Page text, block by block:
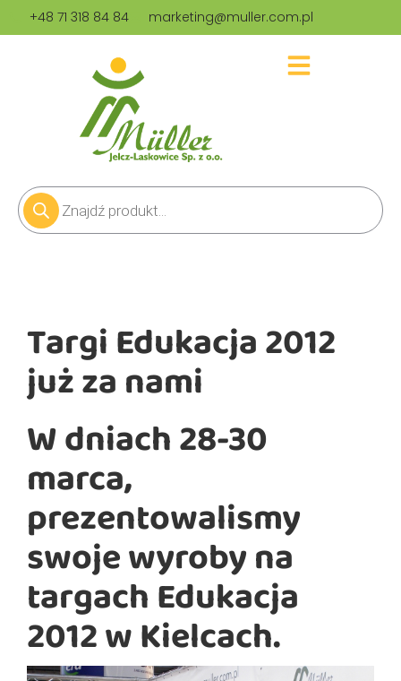
+48 71 318 84 84 marketing@muller.com.pl
Targi Edukacja 2012
już za nami
W dniach 28-30
marca,
prezentowalismy
swoje wyroby na
targach Edukacja
2012 w Kielcach.